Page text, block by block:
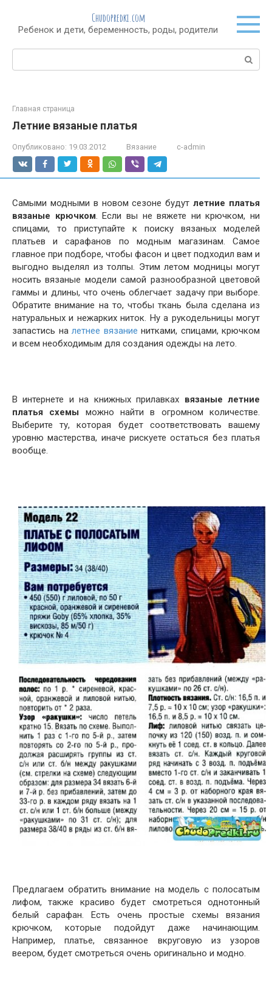
контенту
Chudopredki.com
Ребенок и дети, беременность, роды, родители
Поиск:
Главная страница
Летние вязаные платья
Опубликовано: 19.03.2012 Вязание c-admin
Самыми модными в новом сезоне будутлетние платья
вязаные крючком. Если вы не вяжете ни крючком, ни
спицами, то приступайте к поиску вязаных моделей
платьев и сарафанов по модным магазинам. Самое
главное при подборе, чтобы фасон и цвет подходил вам и
выгодно выделял из толпы. Этим летом модницы могут
носить вязаные модели самой разнообразной цветовой
гаммы и длины, что очень облегчает задачу при выборе.
Обратите внимание на то, чтобы ткань была сделана из
натуральных и нежарких ниток. Ну а рукодельницы могут
запастись на летнее вязание нитками, спицами, крючком
и всем необходимым для создания одежды на лето.
В интернете и на книжных прилавках вязаные летние
платья схемы можно найти в огромном количестве.
Выберите ту, которая будет соответствовать вашему
уровню мастерства, иначе рискуете остаться без платья
вообще.
Предлагаем обратить внимание на модель с полосатым
лифом, также красиво будет смотреться однотонный
белый сарафан. Есть очень простые схемы вязания
крючком, которые подойдут даже начинающим.
Например, платье, связанное вкруговую из узоров
веером, будет смотреться очень оригинально и модно.